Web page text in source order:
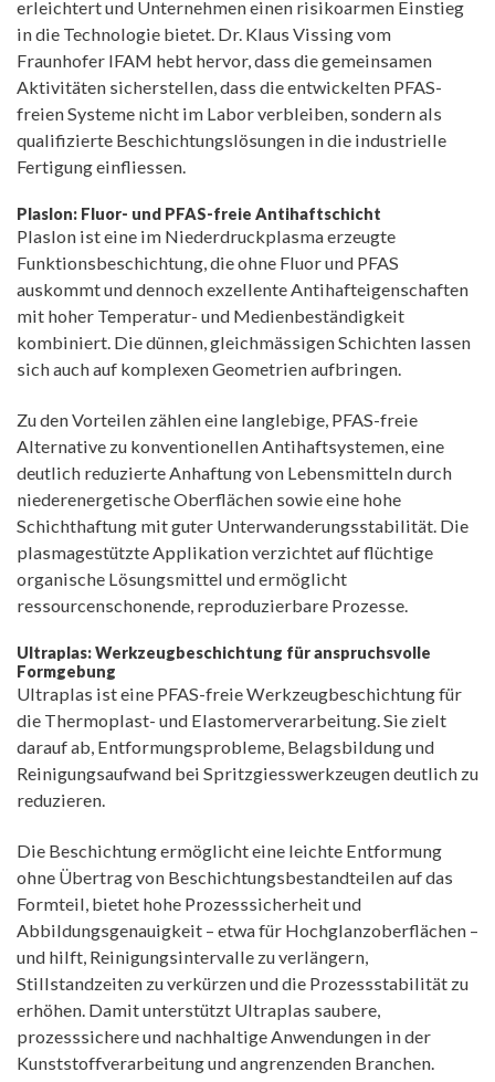
erleichtert und Unternehmen einen risikoarmen Einstieg
in die Technologie bietet. Dr. Klaus Vissing vom
Fraunhofer IFAM hebt hervor, dass die gemeinsamen
Aktivitäten sicherstellen, dass die entwickelten PFAS-
freien Systeme nicht im Labor verbleiben, sondern als
qualifizierte Beschichtungslösungen in die industrielle
Fertigung einfliessen.
Plaslon: Fluor- und PFAS-freie Antihaftschicht
Plaslon ist eine im Niederdruckplasma erzeugte
Funktionsbeschichtung, die ohne Fluor und PFAS
auskommt und dennoch exzellente Antihafteigenschaften
mit hoher Temperatur- und Medienbeständigkeit
kombiniert. Die dünnen, gleichmässigen Schichten lassen
sich auch auf komplexen Geometrien aufbringen.
Zu den Vorteilen zählen eine langlebige, PFAS-freie
Alternative zu konventionellen Antihaftsystemen, eine
deutlich reduzierte Anhaftung von Lebensmitteln durch
niederenergetische Oberflächen sowie eine hohe
Schichthaftung mit guter Unterwanderungsstabilität. Die
plasmagestützte Applikation verzichtet auf flüchtige
organische Lösungsmittel und ermöglicht
ressourcenschonende, reproduzierbare Prozesse.
Ultraplas: Werkzeugbeschichtung für anspruchsvolle
Formgebung
Ultraplas ist eine PFAS-freie Werkzeugbeschichtung für
die Thermoplast- und Elastomerverarbeitung. Sie zielt
darauf ab, Entformungsprobleme, Belagsbildung und
Reinigungsaufwand bei Spritzgiesswerkzeugen deutlich zu
reduzieren.
Die Beschichtung ermöglicht eine leichte Entformung
ohne Übertrag von Beschichtungsbestandteilen auf das
Formteil, bietet hohe Prozesssicherheit und
Abbildungsgenauigkeit – etwa für Hochglanzoberflächen –
und hilft, Reinigungsintervalle zu verlängern,
Stillstandzeiten zu verkürzen und die Prozessstabilität zu
erhöhen. Damit unterstützt Ultraplas saubere,
prozesssichere und nachhaltige Anwendungen in der
Kunststoffverarbeitung und angrenzenden Branchen.